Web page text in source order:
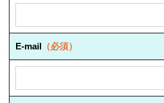
E-mail （必須）